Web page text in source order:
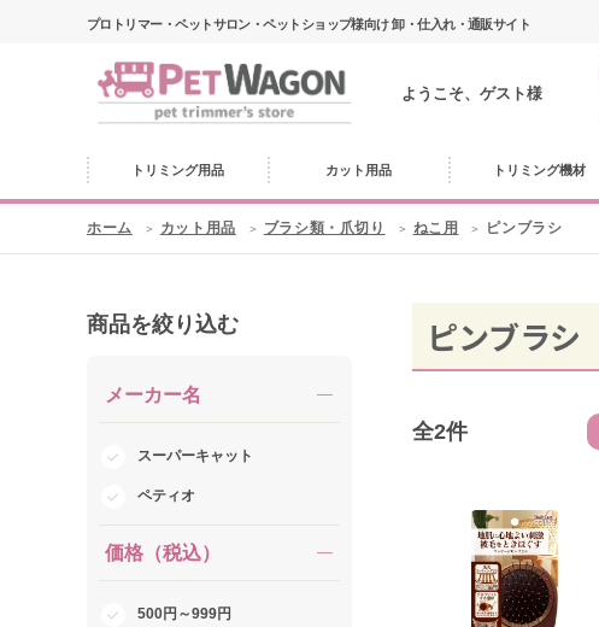
プロトリマー・ペットサロン・ペットショップ様向け 卸・仕入れ・通販サイト
ようこそ、ゲスト様
トリミング用品 カット用品 トリミング機材
ホーム カット用品 ブラシ類・爪切り ねこ用 ピンブラシ
商品を絞り込む
メーカー名
スーパーキャット
ペティオ
価格（税込）
500円～999円
ピンブラシ
全2件